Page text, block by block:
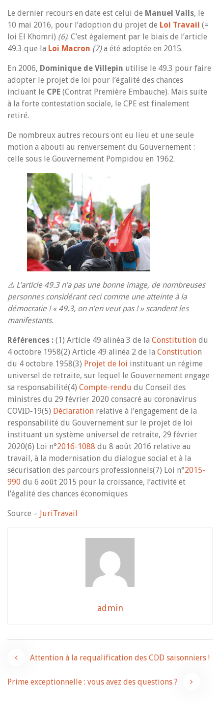
Le dernier recours en date est celui de Manuel Valls, le
10 mai 2016, pour l’adoption du projet de Loi Travail (=
loi El Khomri) (6). C’est également par le biais de l’article
49.3 que la Loi Macron (7)a été adoptée en 2015.
En 2006, Dominique de Villepin utilise le 49.3 pour faire
adopter le projet de loi pour l’égalité des chances
incluant le CPE (Contrat Première Embauche). Mais suite
à la forte contestation sociale, le CPE est finalement
retiré.
De nombreux autres recours ont eu lieu et une seule
motion a abouti au renversement du Gouvernement :
celle sous le Gouvernement Pompidou en 1962.
⚠ L’article 49.3 n’a pas une bonne image, de nombreuses
personnes considérant ceci comme une atteinte à la
démocratie ! « 49.3, on n’en veut pas ! » scandent les
manifestants.
Références : (1) Article 49 alinéa 3 de la Constitution du
4 octobre 1958(2) Article 49 alinéa 2 de la Constitution
du 4 octobre 1958(3) Projet de loi instituant un régime
universel de retraite, sur lequel le Gouvernement engage
sa responsabilité(4) Compte-rendu du Conseil des
ministres du 29 février 2020 consacré au coronavirus
COVID-19(5) Déclaration relative à l’engagement de la
responsabilité du Gouvernement sur le projet de loi
instituant un système universel de retraite, 29 février
2020(6) Loi n°2016-1088 du 8 août 2016 relative au
travail, à la modernisation du dialogue social et à la
sécurisation des parcours professionnels(7) Loi n°2015-
990 du 6 août 2015 pour la croissance, l’activité et
l’égalité des chances économiques
Source – JuriTravail
admin
Navigation
de
Attention à la requalification des CDD saisonniers !
Prime exceptionnelle : vous avez des questions ?